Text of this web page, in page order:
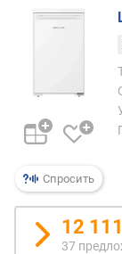
r
б
ъ
м
х
л
Спросить
12
37